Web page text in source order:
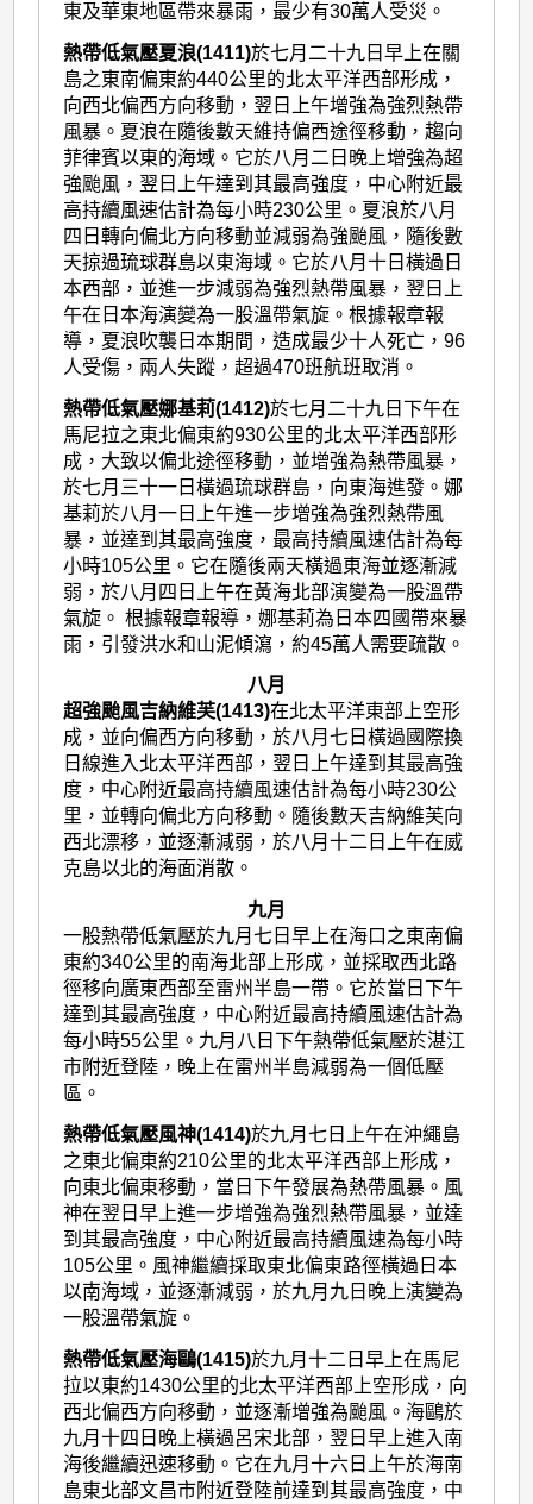
東及華東地區帶來暴雨，最少有30萬人受災。
熱帶低氣壓夏浪(1411)於七月二十九日早上在關
島之東南偏東約440公里的北太平洋西部形成，
向西北偏西方向移動，翌日上午增強為強烈熱帶
風暴。夏浪在隨後數天維持偏西途徑移動，趨向
菲律賓以東的海域。它於八月二日晚上增強為超
強颱風，翌日上午達到其最高強度，中心附近最
高持續風速估計為每小時230公里。夏浪於八月
四日轉向偏北方向移動並減弱為強颱風，隨後數
天掠過琉球群島以東海域。它於八月十日橫過日
本西部，並進一步減弱為強烈熱帶風暴，翌日上
午在日本海演變為一股溫帶氣旋。根據報章報
導，夏浪吹襲日本期間，造成最少十人死亡，96
人受傷，兩人失蹤，超過470班航班取消。
熱帶低氣壓娜基莉(1412)於七月二十九日下午在
馬尼拉之東北偏東約930公里的北太平洋西部形
成，大致以偏北途徑移動，並增強為熱帶風暴，
於七月三十一日橫過琉球群島，向東海進發。娜
基莉於八月一日上午進一步增強為強烈熱帶風
暴，並達到其最高強度，最高持續風速估計為每
小時105公里。它在隨後兩天橫過東海並逐漸減
弱，於八月四日上午在黃海北部演變為一股溫帶
氣旋。 根據報章報導，娜基莉為日本四國帶來暴
雨，引發洪水和山泥傾瀉，約45萬人需要疏散。
八月
超強颱風吉納維芙(1413)在北太平洋東部上空形
成，並向偏西方向移動，於八月七日橫過國際換
日線進入北太平洋西部，翌日上午達到其最高強
度，中心附近最高持續風速估計為每小時230公
里，並轉向偏北方向移動。隨後數天吉納維芙向
西北漂移，並逐漸減弱，於八月十二日上午在威
克島以北的海面消散。
九月
一股熱帶低氣壓於九月七日早上在海口之東南偏
東約340公里的南海北部上形成，並採取西北路
徑移向廣東西部至雷州半島一帶。它於當日下午
達到其最高強度，中心附近最高持續風速估計為
每小時55公里。九月八日下午熱帶低氣壓於湛江
市附近登陸，晚上在雷州半島減弱為一個低壓
區。
熱帶低氣壓風神(1414)於九月七日上午在沖繩島
之東北偏東約210公里的北太平洋西部上形成，
向東北偏東移動，當日下午發展為熱帶風暴。風
神在翌日早上進一步增強為強烈熱帶風暴，並達
到其最高強度，中心附近最高持續風速為每小時
105公里。風神繼續採取東北偏東路徑橫過日本
以南海域，並逐漸減弱，於九月九日晚上演變為
一股溫帶氣旋。
熱帶低氣壓海鷗(1415)於九月十二日早上在馬尼
拉以東約1430公里的北太平洋西部上空形成，向
西北偏西方向移動，並逐漸增強為颱風。海鷗於
九月十四日晚上橫過呂宋北部，翌日早上進入南
海後繼續迅速移動。它在九月十六日上午於海南
島東北部文昌市附近登陸前達到其最高強度，中